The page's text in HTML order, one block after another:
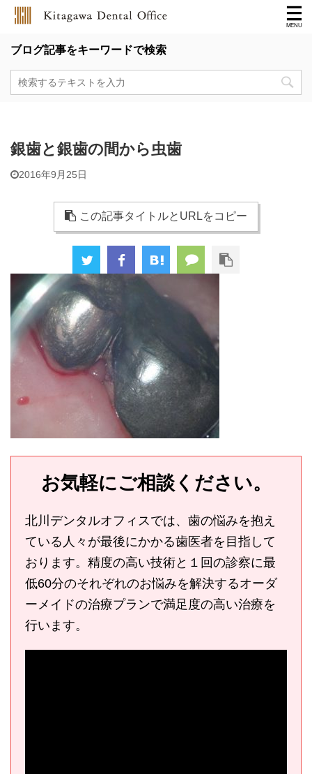
ブログ記事をキーワードで検索
銀歯と銀歯の間から虫歯
2016年9月25日
この記事タイトルとURLをコピー
お気軽にご相談ください。
北川デンタルオフィスでは、歯の悩みを抱え
ている人々が最後にかかる歯医者を目指して
おります。精度の高い技術と１回の診察に最
低60分のそれぞれのお悩みを解決するオーダ
ーメイドの治療プランで満足度の高い治療を
行います。